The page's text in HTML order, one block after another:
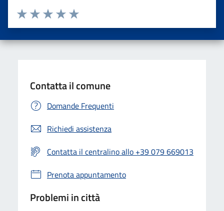
Valuta da 1 a 5 stelle la pagina
Valuta 5 stelle su 5
Valuta 4 stelle su 5
Valuta 3 stelle su 5
Valuta 2 stelle su 5
Valuta una stella su 5
Contatta il comune
Domande Frequenti
Richiedi assistenza
Contatta il centralino allo +39 079 669013
Prenota appuntamento
Problemi in città